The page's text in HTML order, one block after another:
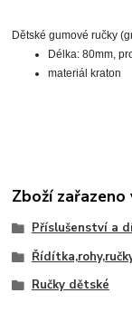
Dětské gumové ručky
Délka: 80mm,
materiál kraton
Zboží
Příslušenství a
Ručky dětské